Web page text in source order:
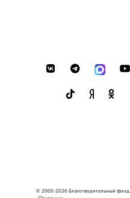
© 2005-2026 Благотворительный фонд